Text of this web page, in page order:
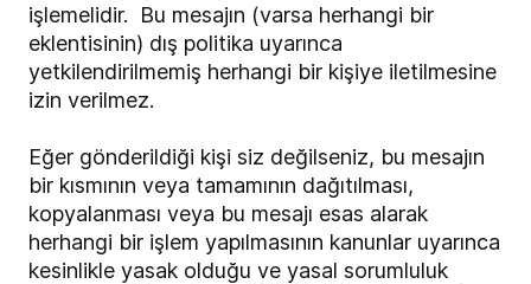
işlemelidir. Bu mesajın (varsa herhangi bir
eklentisinin) dış politika uyarınca
yetkilendirilmemiş herhangi bir kişiye iletilmesine
izin verilmez.
Eğer gönderildiği kişi siz değilseniz, bu mesajın
bir kısmının veya tamamının dağıtılması,
kopyalanması veya bu mesajı esas alarak
herhangi bir işlem yapılmasının kanunlar uyarınca
kesinlikle yasak olduğu ve yasal sorumluluk